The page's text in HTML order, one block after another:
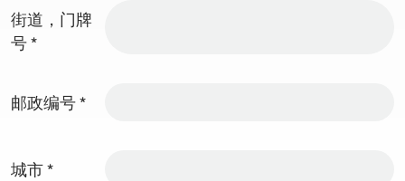
街道，门牌
号*
邮政编号*
城市*